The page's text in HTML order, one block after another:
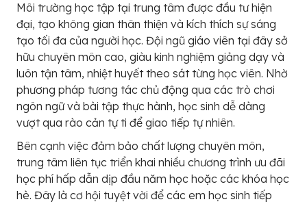
Môi trường học tập tại trung tâm được đầu tư hiện
đại, tạo không gian thân thiện và kích thích sự sáng
tạo tối đa của người học. Đội ngũ giáo viên tại đây sở
hữu chuyên môn cao, giàu kinh nghiệm giảng dạy và
luôn tận tâm, nhiệt huyết theo sát từng học viên. Nhờ
phương pháp tương tác chủ động qua các trò chơi
ngôn ngữ và bài tập thực hành, học sinh dễ dàng
vượt qua rào cản tự ti để giao tiếp tự nhiên.
Bên cạnh việc đảm bảo chất lượng chuyên môn,
trung tâm liên tục triển khai nhiều chương trình ưu đãi
học phí hấp dẫn dịp đầu năm học hoặc các khóa học
hè. Đây là cơ hội tuyệt vời để các em học sinh tiếp